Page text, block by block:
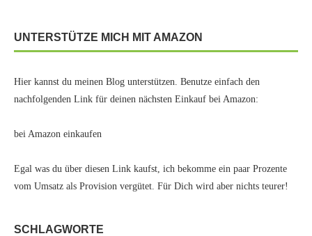
UNTERSTÜTZE MICH MIT AMAZON
Hier kannst du meinen Blog unterstützen. Benutze einfach den
nachfolgenden Link für deinen nächsten Einkauf bei Amazon:
bei Amazon einkaufen
Egal was du über diesen Link kaufst, ich bekomme ein paar Prozente
vom Umsatz als Provision vergütet. Für Dich wird aber nichts teurer!
SCHLAGWORTE